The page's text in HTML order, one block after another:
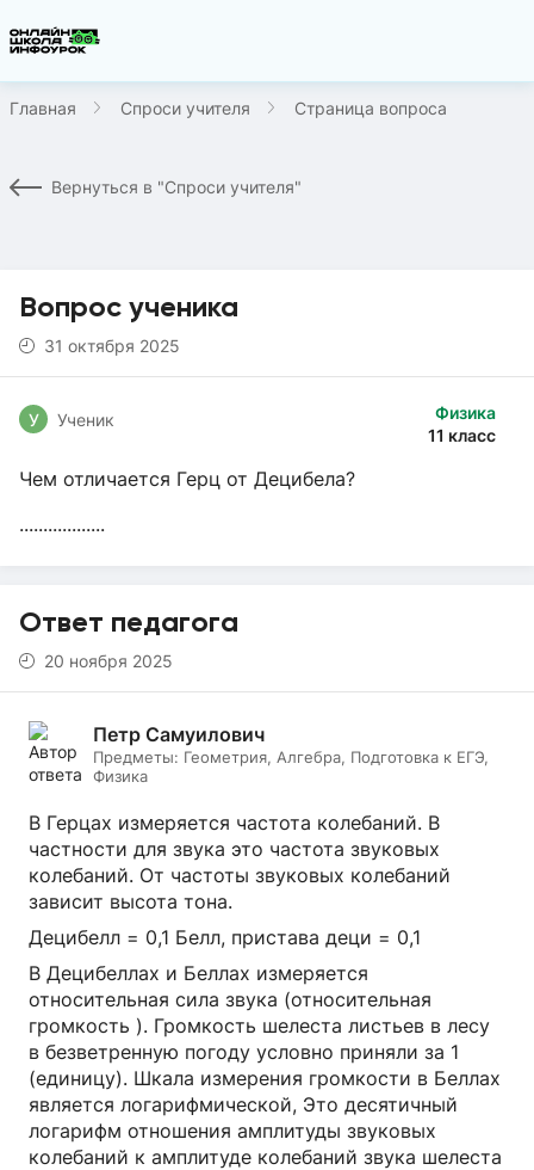
Главная Спроси учителя Страница вопроса
Вернуться в "Спроси учителя"
Вопрос ученика
31 октября 2025
Физика
11 класс
У Ученик
Чем отличается Герц от Децибела?
..................
Ответ педагога
20 ноября 2025
Петр Самуилович
Предметы: Геометрия, Алгебра, Подготовка к ЕГЭ,
Физика
В Герцах измеряется частота колебаний. В
частности для звука это частота звуковых
колебаний. От частоты звуковых колебаний
зависит высота тона.
Децибелл = 0,1 Белл, пристава деци = 0,1
В Децибеллах и Беллах измеряется
относительная сила звука (относительная
громкость ). Громкость шелеста листьев в лесу
в безветренную погоду условно приняли за 1
(единицу). Шкала измерения громкости в Беллах
является логарифмической, Это десятичный
логарифм отношения амплитуды звуковых
колебаний к амплитуде колебаний звука шелеста